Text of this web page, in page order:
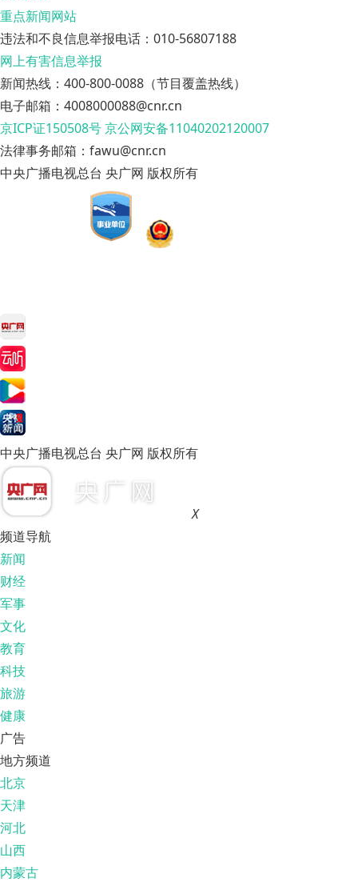
重点新闻网站
违法和不良信息举报电话：010-56807188
网上有害信息举报
新闻热线：400-800-0088（节目覆盖热线）
电子邮箱：4008000088@cnr.cn
京ICP证150508号京公网安备11040202120007
法律事务邮箱：fawu@cnr.cn
中央广播电视总台 央广网 版权所有
中央广播电视总台 央广网 版权所有
X
频道导航
新闻
财经
军事
文化
教育
科技
旅游
健康
广告
地方频道
北京
天津
河北
山西
内蒙古